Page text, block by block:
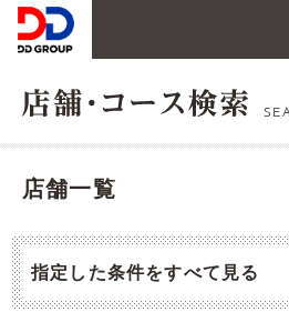
店舗一覧
指定した条件をすべて見る